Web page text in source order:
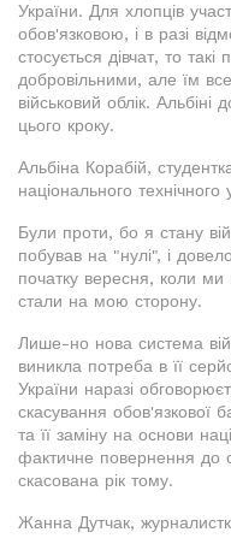
України. Для хлопців
обов'язковою, і в разі
стосується дівчат, то
добровільними, але їм
військовий облік. Альбіні
цього кроку.
Альбіна Корабій,
національного технічного
Були проти, бо я стану
побував на "нулі", і
початку вересня, коли
стали на мою сторону.
Лише-но нова система
виникла потреба в її
України наразі
скасування обов'язкової
та її заміну на основи
фактичне повернення до
скасована рік тому.
Жанна Дутчак,